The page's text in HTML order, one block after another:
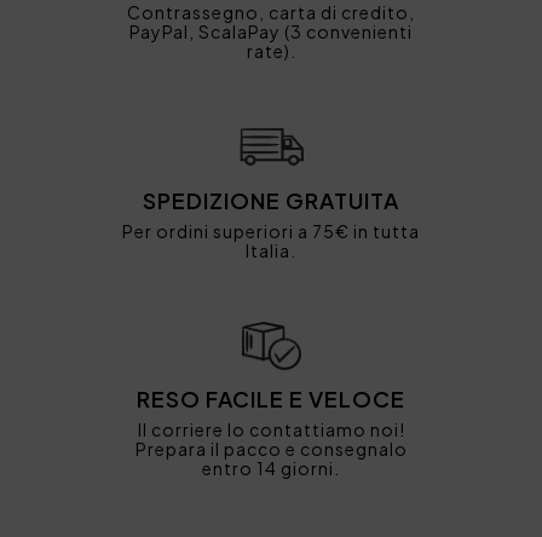
Contrassegno, carta di credito,
PayPal, ScalaPay (3 convenienti
rate).
SPEDIZIONE GRATUITA
Per ordini superiori a 75€ in tutta
Italia.
RESO FACILE E VELOCE
Il corriere lo contattiamo noi!
Prepara il pacco e consegnalo
entro 14 giorni.